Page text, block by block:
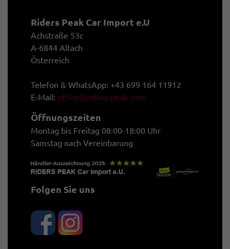
Riders Peak Car Import e.U
Achstraße 53c
A-6844 Altach
Österreich
Telefon & WhatsApp: +43 699 164 11912
E-Mail: office@riders-peak.com
Öffnungszeiten
Montag bis Freitag 08:00-18:00 Uhr
Samstag nach Vereinbarung
Folgen Sie uns